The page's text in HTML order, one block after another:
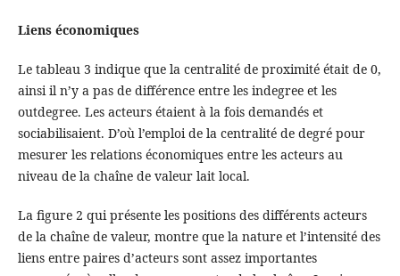
Liens économiques
Le tableau 3 indique que la centralité de proximité était de 0,
ainsi il n’y a pas de différence entre les indegree et les
outdegree. Les acteurs étaient à la fois demandés et
sociabilisaient. D’où l’emploi de la centralité de degré pour
mesurer les relations économiques entre les acteurs au
niveau de la chaîne de valeur lait local.
La figure 2 qui présente les positions des différents acteurs
de la chaîne de valeur, montre que la nature et l’intensité des
liens entre paires d’acteurs sont assez importantes